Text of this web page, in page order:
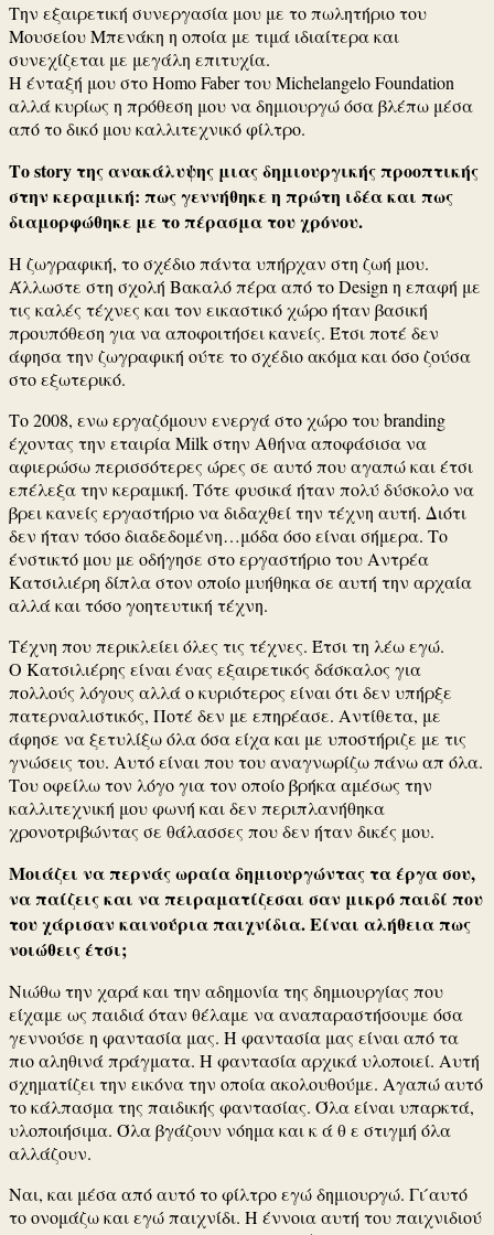
Την εξαιρετική συνεργασία μου με το πωλητήριο του
Μουσείου Μπενάκη η οποία με τιμά ιδιαίτερα και
συνεχίζεται με μεγάλη επιτυχία.
Η ένταξή μου στο Homo Faber του Michelangelo Foundation
αλλά κυρίως η πρόθεση μου να δημιουργώ όσα βλέπω μέσα
από το δικό μου καλλιτεχνικό φίλτρο.
Το story της ανακάλυψης μιας δημιουργικής προοπτικής
στην κεραμική: πως γεννήθηκε η πρώτη ιδέα και πως
διαμορφώθηκε με το πέρασμα του χρόνου.
Η ζωγραφική, το σχέδιο πάντα υπήρχαν στη ζωή μου.
Άλλωστε στη σχολή Βακαλό πέρα από το Design η επαφή με
τις καλές τέχνες και τον εικαστικό χώρο ήταν βασική
προυπόθεση για να αποφοιτήσει κανείς. Έτσι ποτέ δεν
άφησα την ζωγραφική ούτε το σχέδιο ακόμα και όσο ζούσα
στο εξωτερικό.
Το 2008, ενω εργαζόμουν ενεργά στο χώρο του branding
έχοντας την εταιρία Milk στην Αθήνα αποφάσισα να
αφιερώσω περισσότερες ώρες σε αυτό που αγαπώ και έτσι
επέλεξα την κεραμική. Τότε φυσικά ήταν πολύ δύσκολο να
βρει κανείς εργαστήριο να διδαχθεί την τέχνη αυτή. Διότι
δεν ήταν τόσο διαδεδομένη…μόδα όσο είναι σήμερα. Το
ένστικτό μου με οδήγησε στο εργαστήριο του Αντρέα
Κατσιλιέρη δίπλα στον οποίο μυήθηκα σε αυτή την αρχαία
αλλά και τόσο γοητευτική τέχνη.
Τέχνη που περικλείει όλες τις τέχνες. Έτσι τη λέω εγώ.
Ο Κατσιλιέρης είναι ένας εξαιρετικός δάσκαλος για
πολλούς λόγους αλλά ο κυριότερος είναι ότι δεν υπήρξε
πατερναλιστικός, Ποτέ δεν με επηρέασε. Αντίθετα, με
άφησε να ξετυλίξω όλα όσα είχα και με υποστήριζε με τις
γνώσεις του. Αυτό είναι που του αναγνωρίζω πάνω απ όλα.
Του οφείλω τον λόγο για τον οποίο βρήκα αμέσως την
καλλιτεχνική μου φωνή και δεν περιπλανήθηκα
χρονοτριβώντας σε θάλασσες που δεν ήταν δικές μου.
Μοιάζει να περνάς ωραία δημιουργώντας τα έργα σου,
να παίζεις και να πειραματίζεσαι σαν μικρό παιδί που
του χάρισαν καινούρια παιχνίδια. Είναι αλήθεια πως
νοιώθεις έτσι;
Νιώθω την χαρά και την αδημονία της δημιουργίας που
είχαμε ως παιδιά όταν θέλαμε να αναπαραστήσουμε όσα
γεννούσε η φαντασία μας. Η φαντασία μας είναι από τα
πιο αληθινά πράγματα. Η φαντασία αρχικά υλοποιεί. Αυτή
σχηματίζει την εικόνα την οποία ακολουθούμε. Αγαπώ αυτό
το κάλπασμα της παιδικής φαντασίας. Όλα είναι υπαρκτά,
υλοποιήσιμα. Όλα βγάζουν νόημα και κ ά θ ε στιγμή όλα
αλλάζουν.
Ναι, και μέσα από αυτό το φίλτρο εγώ δημιουργώ. Γι ́αυτό
το ονομάζω και εγώ παιχνίδι. Η έννοια αυτή του παιχνιδιού